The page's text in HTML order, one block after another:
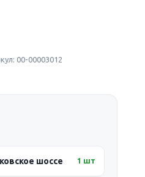
00-00003012
шоссе 1 шт